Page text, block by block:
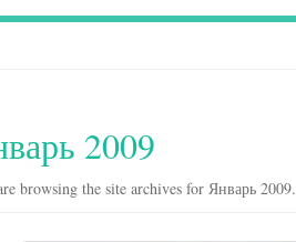
2009
browsing the site archives for Январь 2009.